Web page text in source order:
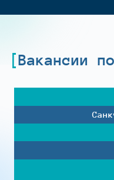
Вакансии